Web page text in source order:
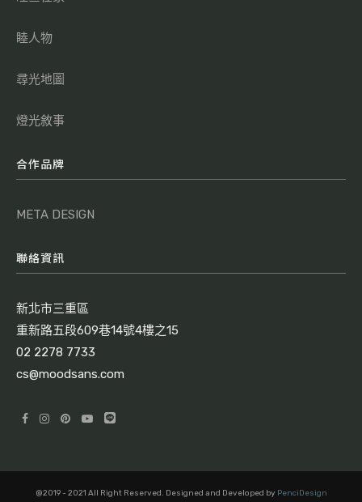
睦人物
尋光地圖
燈光敘事
合作品牌
META DESIGN
聯絡資訊
新北市三重區
重新路五段609巷14號4樓之15
02 2278 7733
cs@moodsans.com
@2019 - 2021 All Right Reserved. Designed and Developed by PenciDesign